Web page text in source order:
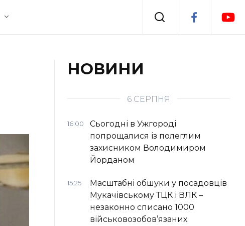
Події
НОВИНИ
6 СЕРПНЯ
16:00
Сьогодні в Ужгороді
попрощалися із полеглим
захисником Володимиром
Йорданом
15:25
Масштабні обшуки у посадовців
Мукачівському ТЦК і ВЛК –
незаконно списано 1000
військовозобов’язаних